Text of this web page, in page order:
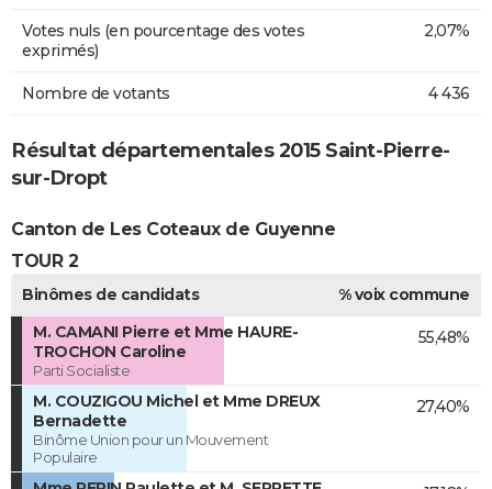
Votes nuls (en pourcentage des votes
exprimés)
2,07%
Nombre de votants 4 436
Résultat départementales 2015 Saint-Pierre-
sur-Dropt
Canton de Les Coteaux de Guyenne
TOUR 2
Binômes de candidats
% voix commune
M. CAMANI Pierre et Mme HAURE-
TROCHON Caroline
Parti Socialiste
55,48%
M. COUZIGOU Michel et Mme DREUX
Bernadette
Binôme Union pour un Mouvement
Populaire
27,40%